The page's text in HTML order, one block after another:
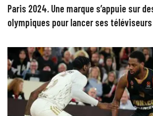
Paris 2024. Une marque s’appuie sur
olympiques pour lancer ses téléviseurs